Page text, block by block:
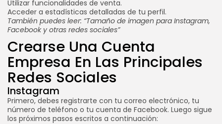
Utilizar funcionalidades de venta.
Acceder a estadísticas detalladas de tu perfil.
También puedes leer: “Tamaño de imagen para Instagram,
Facebook y otras redes sociales”
Crearse Una Cuenta
Empresa En Las Principales
Redes Sociales
Instagram
Primero, debes registrarte con tu correo electrónico, tu
número de teléfono o tu cuenta de Facebook. Luego sigue
los próximos pasos escritos a continuación: